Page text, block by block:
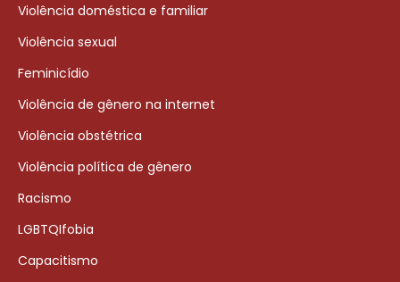
Violência doméstica e familiar
Violência sexual
Feminicídio
Violência de gênero na internet
Violência obstétrica
Violência política de gênero
Racismo
LGBTQIfobia
Capacitismo